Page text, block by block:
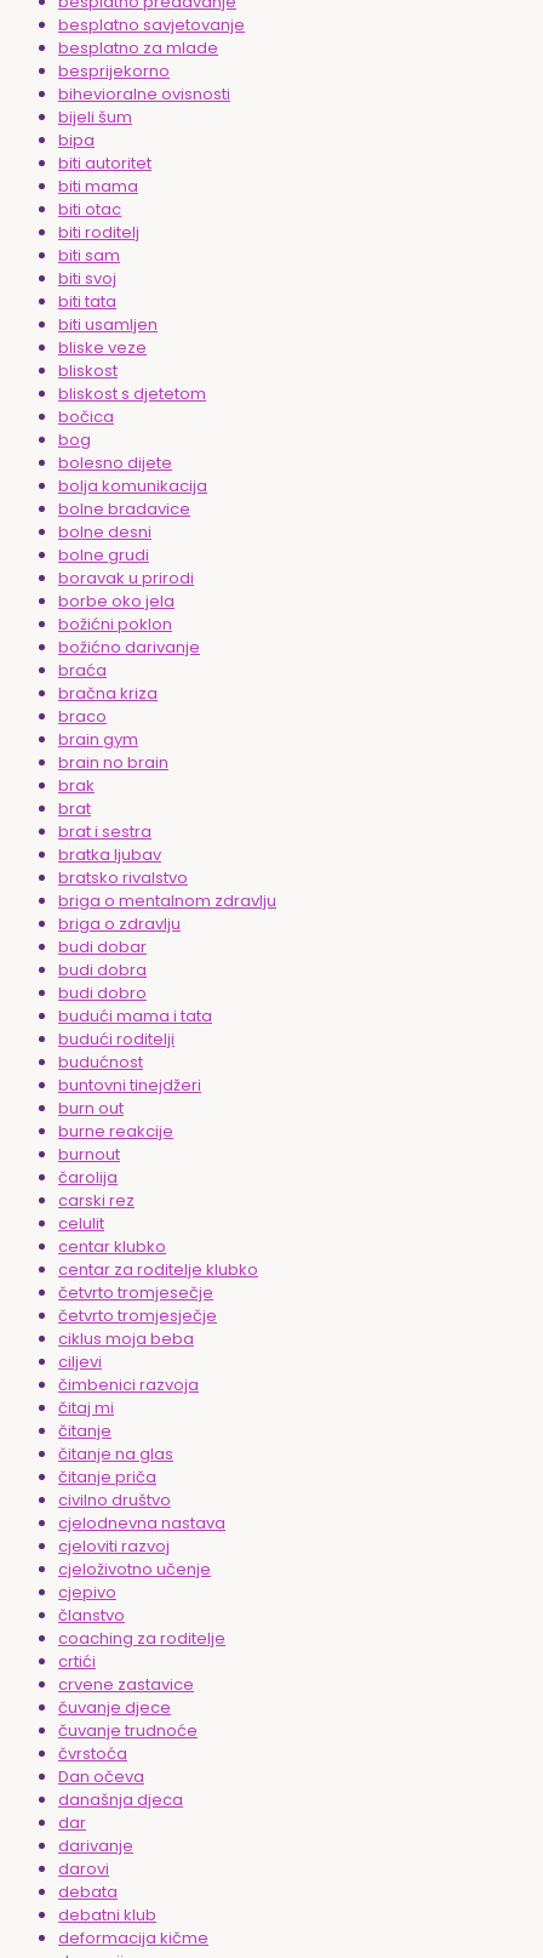
besplatno savjetovanje
besplatno za mlade
besprijekorno
bihevioralne ovisnosti
bijeli šum
bipa
biti autoritet
biti mama
biti otac
biti roditelj
biti sam
biti svoj
biti tata
biti usamljen
bliske veze
bliskost
bliskost s djetetom
bočica
bog
bolesno dijete
bolja komunikacija
bolne bradavice
bolne desni
bolne grudi
boravak u prirodi
borbe oko jela
božićni poklon
božićno darivanje
braća
bračna kriza
braco
brain gym
brain no brain
brak
brat
brat i sestra
bratka ljubav
bratsko rivalstvo
briga o mentalnom zdravlju
briga o zdravlju
budi dobar
budi dobra
budi dobro
budući mama i tata
budući roditelji
budućnost
buntovni tinejdžeri
burn out
burne reakcije
burnout
čarolija
carski rez
celulit
centar klubko
centar za roditelje klubko
četvrto tromjesečje
četvrto tromjesječje
ciklus moja beba
ciljevi
čimbenici razvoja
čitaj mi
čitanje
čitanje na glas
čitanje priča
civilno društvo
cjelodnevna nastava
cjeloviti razvoj
cjeloživotno učenje
cjepivo
članstvo
coaching za roditelje
crtići
crvene zastavice
čuvanje djece
čuvanje trudnoće
čvrstoća
Dan očeva
današnja djeca
dar
darivanje
darovi
debata
debatni klub
deformacija kičme